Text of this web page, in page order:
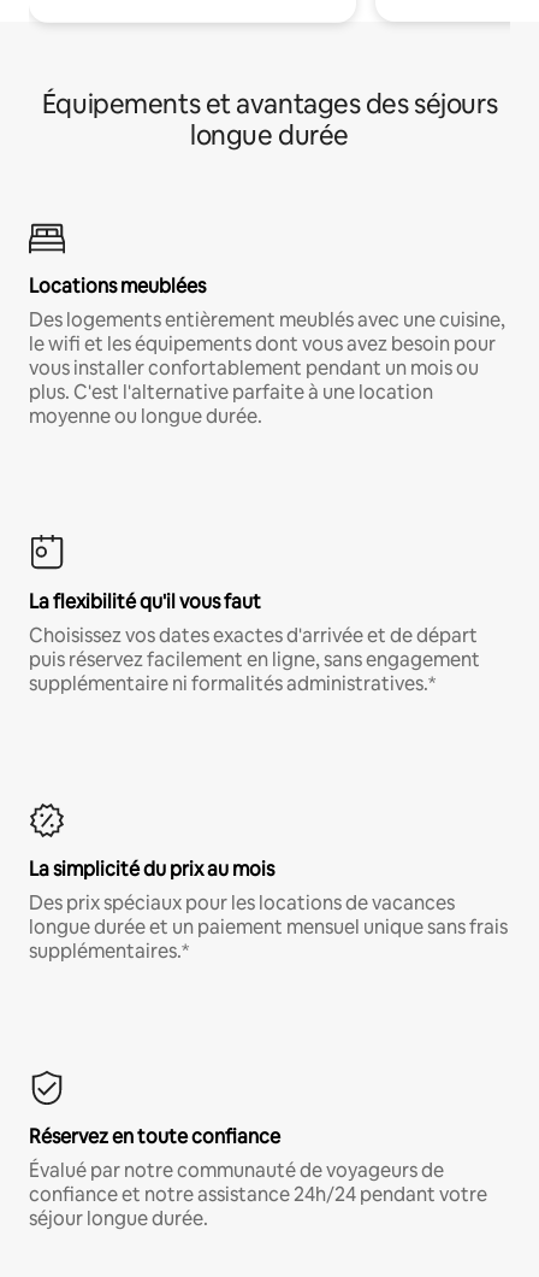
Équipements et avantages des séjours
longue durée
Locations meublées
Des logements entièrement meublés avec une cuisine,
le wifi et les équipements dont vous avez besoin pour
vous installer confortablement pendant un mois ou
plus. C'est l'alternative parfaite à une location
moyenne ou longue durée.
La flexibilité qu'il vous faut
Choisissez vos dates exactes d'arrivée et de départ
puis réservez facilement en ligne, sans engagement
supplémentaire ni formalités administratives.*
La simplicité du prix au mois
Des prix spéciaux pour les locations de vacances
longue durée et un paiement mensuel unique sans frais
supplémentaires.*
Réservez en toute confiance
Évalué par notre communauté de voyageurs de
confiance et notre assistance 24h/24 pendant votre
séjour longue durée.